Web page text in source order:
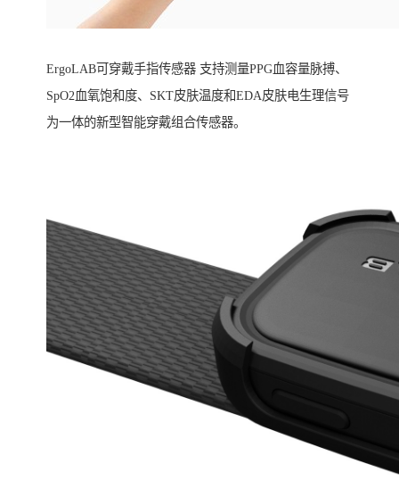
ErgoLAB可穿戴手指传感器 支持测量PPG血容量脉搏、
SpO2血氧饱和度、SKT皮肤温度和EDA皮肤电生理信号
为一体的新型智能穿戴组合传感器。